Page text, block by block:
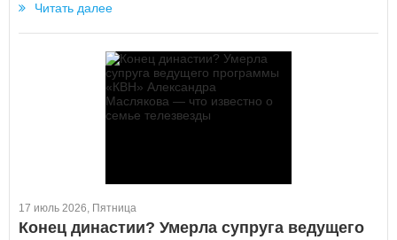
Читать далее
17 июль 2026, Пятница
Конец династии? Умерла супруга ведущего